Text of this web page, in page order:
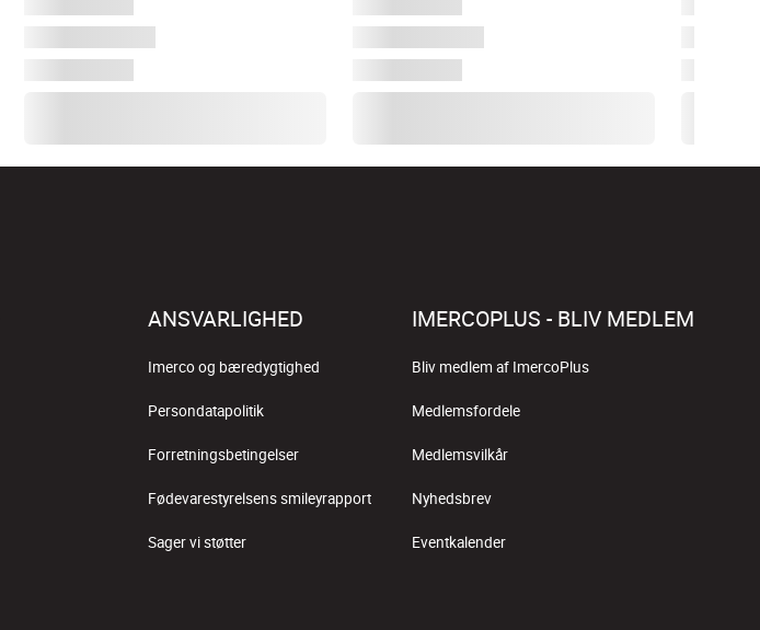
ANSVARLIGHED
Imerco og bæredygtighed
Persondatapolitik
Forretningsbetingelser
Fødevarestyrelsens smileyrapport
Sager vi støtter
IMERCOPLUS - BLIV MEDLEM
Bliv medlem af ImercoPlus
Medlemsfordele
Medlemsvilkår
Nyhedsbrev
Eventkalender